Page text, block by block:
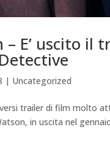
– E’ uscito
| Uncategorized
trailer di film molto
in uscita nel